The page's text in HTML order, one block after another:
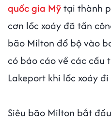
quốc gia Mỹtại thành
cơn lốc xoáy đã tấn
bão Milton đổ bộ vào
có báo cáo về các cấu
Lakeport khi lốc xoáy
Siêu bão Milton bắt